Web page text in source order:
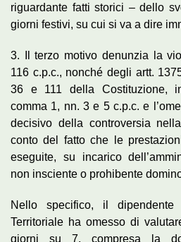
riguardante fatti storici – dello
giorni festivi, su cui si va a dire
3. Il terzo motivo denunzia la
116 c.p.c., nonché degli artt.
36 e 111 della Costituzione,
comma 1, nn. 3 e 5 c.p.c. e
decisivo della controversia
conto del fatto che le
eseguite, su incarico
non insciente o prohibente
Nello specifico, il
Territoriale ha omesso di
giorni su 7, compresa la